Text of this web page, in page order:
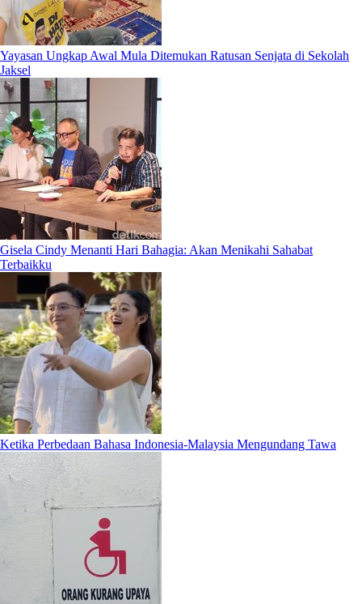
Yayasan Ungkap Awal Mula Ditemukan Ratusan Senjata di Sekolah
Jaksel
Gisela Cindy Menanti Hari Bahagia: Akan Menikahi Sahabat
Terbaikku
Ketika Perbedaan Bahasa Indonesia-Malaysia Mengundang Tawa